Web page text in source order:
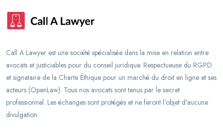
Call A Lawyer est une société spécialisée dans la mise en relation entre
avocats et justiciables pour du conseil juridique. Respectueuse du RGPD
et signataire de la Charte Éthique pour un marché du droit en ligne et ses
acteurs (OpenLaw). Tous nos avocats sont tenus par le secret
professionnel. Les échanges sont protégés et ne feront l'objet d'aucune
divulgation.